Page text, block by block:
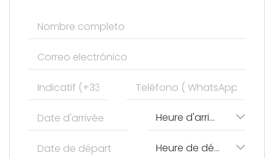
Heure d'arrivée
Heure de départ